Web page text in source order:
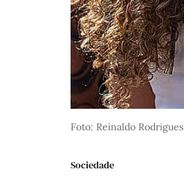
Foto: Reinaldo Rodrigues
Sociedade